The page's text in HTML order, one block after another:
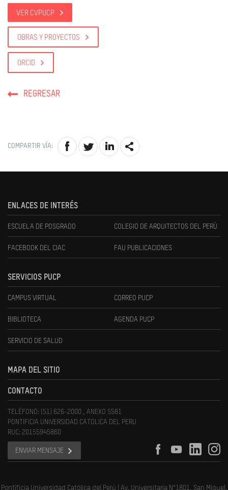
VER CVPUCP
OBRAS Y PROYECTOS
ORCID
REGRESAR
COMPARTIR VÍA:
ENLACES DE INTERÉS
ESCUELA DE POSGRADO COLEGIO DE ARQUITECTOS DEL PERÚ
FACEBOOK DEL CIAC FAU PUBLICACIONES
SERVICIOS PUCP
CAMPUS VIRTUAL CORREO PUCP
BIBLIOTECA AGENDA PUCP
SERVICIO DE SALUD
MAPA DEL SITIO
CONTACTO
TELÉFONO: (51) 626-2000 , ANEXO 5581
PONTIFICIA UNIVERSIDAD CATOLICA DEL PERU
RUC: 20155945860
ENVIAR MENSAJE
Pontificia Universidad Católica del Perú | Av. Universitaria N°1801, San Miguel,